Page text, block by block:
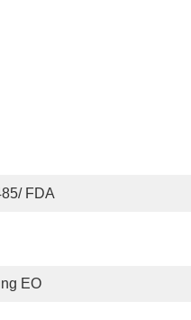
FDA
EO